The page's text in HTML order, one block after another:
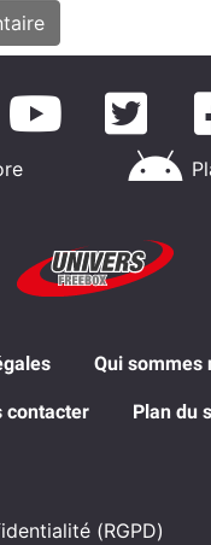
Qui sommes
contacter Plan du
(RGPD)